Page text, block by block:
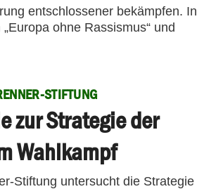
entschlossener bekämpfen. In
ohne Rassismus“ und
STIFTUNG
zur Strategie der
Wahlkampf
Stiftung untersucht die Strategie